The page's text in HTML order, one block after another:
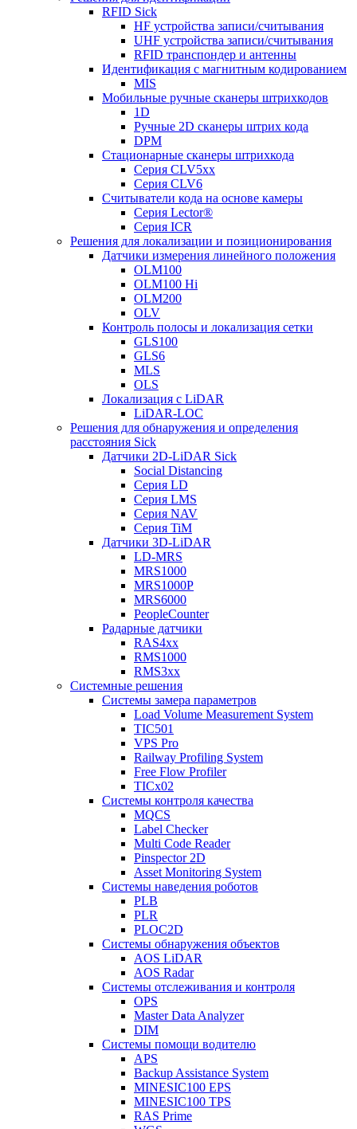
RFID Sick
HF устройства записи/считывания
UHF устройства записи/считывания
RFID транспондер и антенны
Идентификация с магнитным кодированием
MIS
Мобильные ручные сканеры штрихкодов
1D
Ручные 2D сканеры штрих кода
DPM
Стационарные сканеры штрихкода
Серия CLV5xx
Серия CLV6
Считыватели кода на основе камеры
Серия Lector®
Серия ICR
Решения для локализации и позиционирования
Датчики измерения линейного положения
OLM100
OLM100 Hi
OLM200
OLV
Контроль полосы и локализация сетки
GLS100
GLS6
MLS
OLS
Локализация с LiDAR
LiDAR-LOC
Решения для обнаружения и определения
расстояния Sick
Датчики 2D-LiDAR Sick
Social Distancing
Серия LD
Серия LMS
Серия NAV
Серия TiM
Датчики 3D-LiDAR
LD-MRS
MRS1000
MRS1000P
MRS6000
PeopleCounter
Радарные датчики
RAS4xx
RMS1000
RMS3xx
Системные решения
Системы замера параметров
Load Volume Measurement System
TIC501
VPS Pro
Railway Profiling System
Free Flow Profiler
TICx02
Системы контроля качества
MQCS
Label Checker
Multi Code Reader
Pinspector 2D
Asset Monitoring System
Системы наведения роботов
PLB
PLR
PLOC2D
Системы обнаружения объектов
AOS LiDAR
AOS Radar
Системы отслеживания и контроля
OPS
Master Data Analyzer
DIM
Системы помощи водителю
APS
Backup Assistance System
MINESIC100 EPS
MINESIC100 TPS
RAS Prime